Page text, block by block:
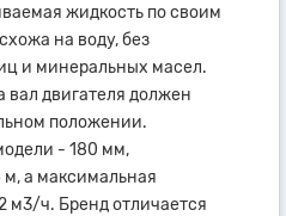
жидкость по своим
на воду, без
и минеральных масел.
вал двигателя должен
положении.
- 180 мм,
а максимальная
м3/ч. Бренд отличается